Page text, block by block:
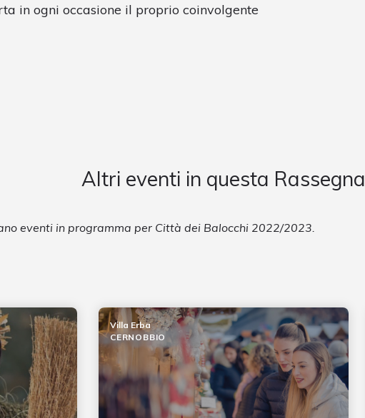
in ogni occasione il proprio coinvolgente
Altri eventi in questa Rassegna
eventi in programma per Città dei Balocchi 2022/2023.
Villa Erba
CERNOBBIO